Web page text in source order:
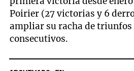
Poirier (27 victorias y 6
ampliar su racha de triunfos
consecutivos.